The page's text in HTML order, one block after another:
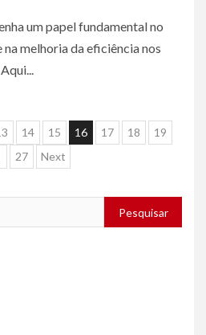
um papel fundamental no
na melhoria da eficiência nos
14 15 16 17 18
19
27 Next